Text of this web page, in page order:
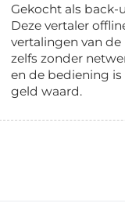
Gekocht als back-
Deze vertaler
vertalingen van
zelfs zonder
en de bediening
geld waard.